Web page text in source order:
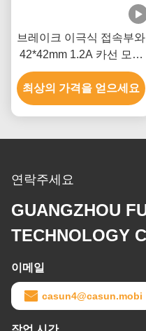
브레이크 이극식 접속부와
42*42mm 1.2A 카선 모터
Nema 17 스텝 모터
최상의 가격을 얻으세요
연락주세요
GUANGZHOU
TECHNOLOGY
이메일
casun4@casun.mobi